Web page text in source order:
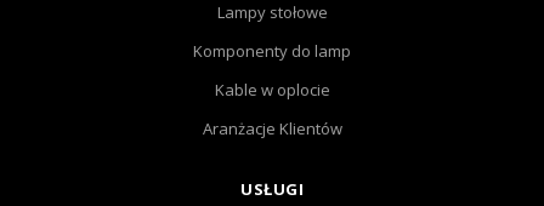
Lampy stołowe
Komponenty do lamp
Kable w oplocie
Aranżacje Klientów
USŁUGI